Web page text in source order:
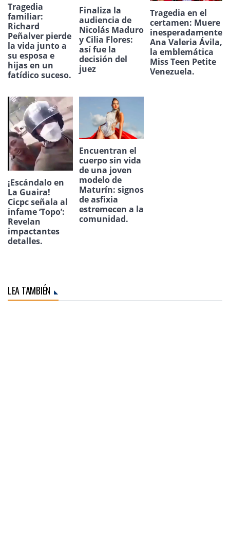
Tragedia
familiar:
Richard
Peñalver pierde
la vida junto a
su esposa e
hijas en un
fatídico suceso.
Finaliza la
audiencia de
Nicolás Maduro
y Cilia Flores:
así fue la
decisión del
juez
Tragedia en el
certamen: Muere
inesperadamente
Ana Valeria Ávila,
la emblemática
Miss Teen Petite
Venezuela.
¡Escándalo en
La Guaira!
Cicpc señala al
infame ‘Topo’:
Revelan
impactantes
detalles.
Encuentran el
cuerpo sin vida
de una joven
modelo de
Maturín: signos
de asfixia
estremecen a la
comunidad.
LEA TAMBIÉN